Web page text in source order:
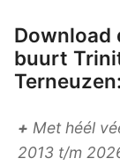
Download
buurt
Terneuzen:
+ Met héél
2013 t/m